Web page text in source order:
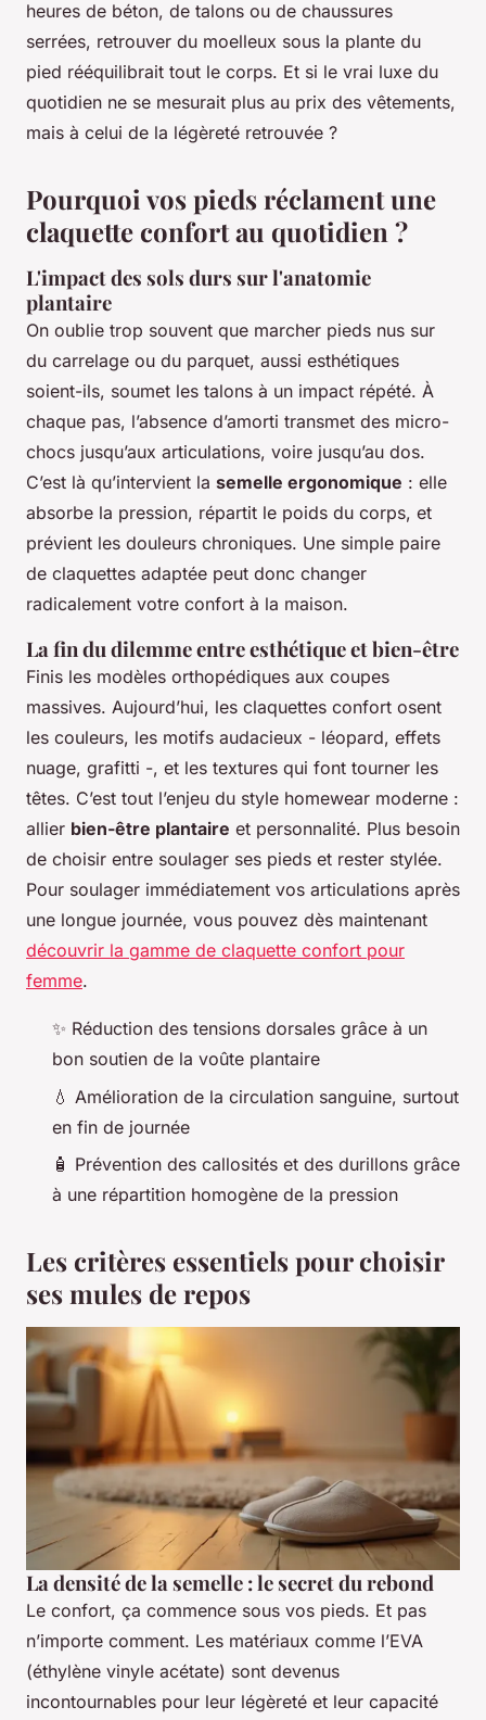
heures de béton, de talons ou de chaussures
serrées, retrouver du moelleux sous la plante du
pied rééquilibrait tout le corps. Et si le vrai luxe du
quotidien ne se mesurait plus au prix des vêtements,
mais à celui de la légèreté retrouvée ?
Pourquoi vos pieds réclament une
claquette confort au quotidien ?
L'impact des sols durs sur l'anatomie
plantaire
On oublie trop souvent que marcher pieds nus sur
du carrelage ou du parquet, aussi esthétiques
soient-ils, soumet les talons à un impact répété. À
chaque pas, l’absence d’amorti transmet des micro-
chocs jusqu’aux articulations, voire jusqu’au dos.
C’est là qu’intervient la semelle ergonomique : elle
absorbe la pression, répartit le poids du corps, et
prévient les douleurs chroniques. Une simple paire
de claquettes adaptée peut donc changer
radicalement votre confort à la maison.
La fin du dilemme entre esthétique et bien-être
Finis les modèles orthopédiques aux coupes
massives. Aujourd’hui, les claquettes confort osent
les couleurs, les motifs audacieux - léopard, effets
nuage, grafitti -, et les textures qui font tourner les
têtes. C’est tout l’enjeu du style homewear moderne :
allier bien-être plantaire et personnalité. Plus besoin
de choisir entre soulager ses pieds et rester stylée.
Pour soulager immédiatement vos articulations après
une longue journée, vous pouvez dès maintenant
découvrir la gamme de claquette confort pour
femme.
✨ Réduction des tensions dorsales grâce à un
bon soutien de la voûte plantaire
💧 Amélioration de la circulation sanguine, surtout
en fin de journée
🧴 Prévention des callosités et des durillons grâce
à une répartition homogène de la pression
Les critères essentiels pour choisir
ses mules de repos
La densité de la semelle : le secret du rebond
Le confort, ça commence sous vos pieds. Et pas
n’importe comment. Les matériaux comme l’EVA
(éthylène vinyle acétate) sont devenus
incontournables pour leur légèreté et leur capacité